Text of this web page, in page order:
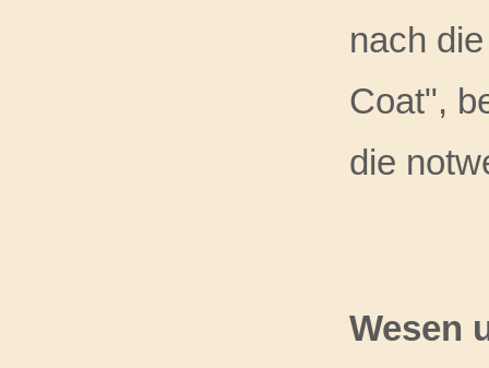
nach
Coat",
die
Wesen